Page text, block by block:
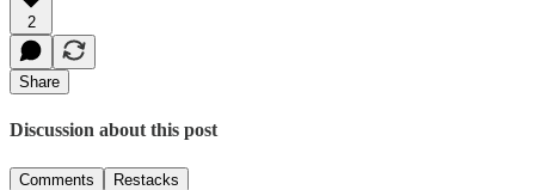
2
Share
Discussion about this post
Comments Restacks